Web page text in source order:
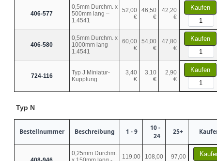
406-577
0,5mm Durchm. x
500mm lang –
1.4541
52,00
€
46,50
€
42,20
€
Kaufen
406-580
0,5mm Durchm. x
1000mm lang –
1.4541
60,00
€
54,00
€
47,80
€
Kaufen
724-116
Typ J Miniatur-
Kupplung
3,40
€
3,10
€
2,90
€
Kaufen
Typ N
Bestellnummer Beschreibung 1 - 9
10 -
24
25+
0,25mm Durchm.
119,00
108,00
97,00